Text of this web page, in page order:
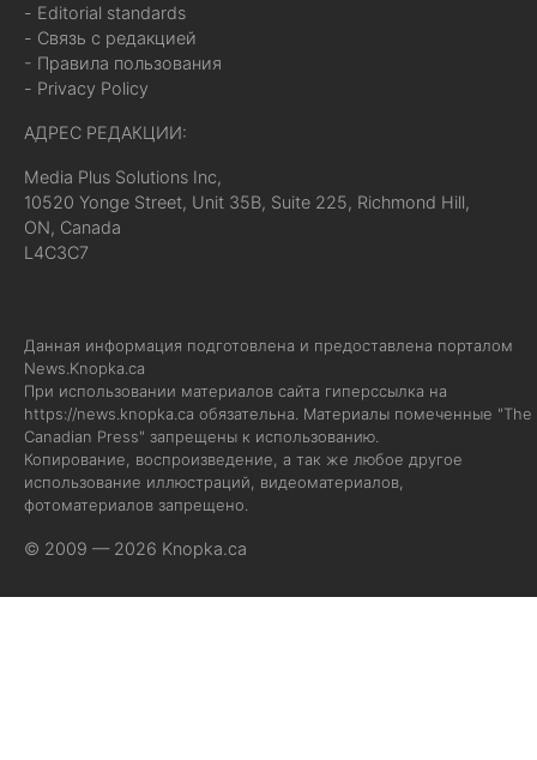
- Editorial standards
- Связь с редакцией
- Правила пользования
- Privacy Policy
АДРЕС РЕДАКЦИИ:
Media Plus Solutions Inc,
10520 Yonge Street, Unit 35B, Suite 225, Richmond Hill,
ON, Canada
L4C3C7
Данная информация подготовлена и предоставлена порталом
News.Knopka.ca
При использовании материалов сайта гиперссылка на
https://news.knopka.ca обязательна. Материалы помеченные "The
Canadian Press" запрещены к использованию.
Копирование, воспроизведение, а так же любое другое
использование иллюстраций, видеоматериалов,
фотоматериалов запрещено.
© 2009 — 2026 Knopka.ca